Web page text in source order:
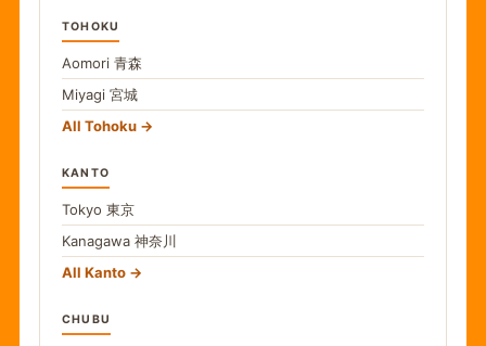
TOHOKU
Aomori 青森
Miyagi 宮城
All Tohoku
KANTO
Tokyo 東京
Kanagawa 神奈川
All Kanto
CHUBU